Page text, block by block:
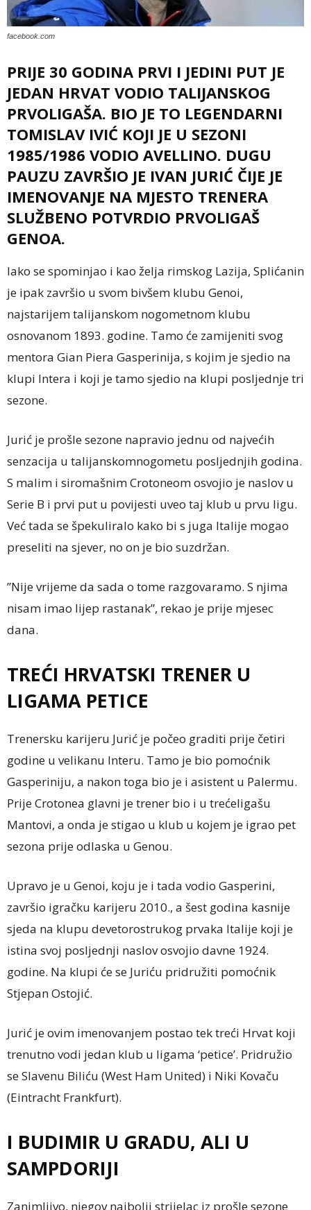
facebook.com
PRIJE 30 GODINA PRVI I JEDINI PUT JE
JEDAN HRVAT VODIO TALIJANSKOG
PRVOLIGAŠA. BIO JE TO LEGENDARNI
TOMISLAV IVIĆ KOJI JE U SEZONI
1985/1986 VODIO AVELLINO. DUGU
PAUZU ZAVRŠIO JE IVAN JURIĆ ČIJE JE
IMENOVANJE NA MJESTO TRENERA
SLUŽBENO POTVRDIO PRVOLIGAŠ
GENOA.
Iako se spominjao i kao želja rimskog Lazija, Splićanin
je ipak završio u svom bivšem klubu Genoi,
najstarijem talijanskom nogometnom klubu
osnovanom 1893. godine. Tamo će zamijeniti svog
mentora Gian Piera Gasperinija, s kojim je sjedio na
klupi Intera i koji je tamo sjedio na klupi posljednje tri
sezone.
Jurić je prošle sezone napravio jednu od najvećih
senzacija u talijanskomnogometu posljednjih godina.
S malim i siromašnim Crotoneom osvojio je naslov u
Serie B i prvi put u povijesti uveo taj klub u prvu ligu.
Već tada se špekuliralo kako bi s juga Italije mogao
preseliti na sjever, no on je bio suzdržan.
”Nije vrijeme da sada o tome razgovaramo. S njima
nisam imao lijep rastanak”, rekao je prije mjesec
dana.
TREĆI HRVATSKI TRENER U
LIGAMA PETICE
Trenersku karijeru Jurić je počeo graditi prije četiri
godine u velikanu Interu. Tamo je bio pomoćnik
Gasperiniju, a nakon toga bio je i asistent u Palermu.
Prije Crotonea glavni je trener bio i u trećeligašu
Mantovi, a onda je stigao u klub u kojem je igrao pet
sezona prije odlaska u Genou.
Upravo je u Genoi, koju je i tada vodio Gasperini,
završio igračku karijeru 2010., a šest godina kasnije
sjeda na klupu devetorostrukog prvaka Italije koji je
istina svoj posljednji naslov osvojio davne 1924.
godine. Na klupi će se Juriću pridružiti pomoćnik
Stjepan Ostojić.
Jurić je ovim imenovanjem postao tek treći Hrvat koji
trenutno vodi jedan klub u ligama ‘petice’. Pridružio
se Slavenu Biliću (West Ham United) i Niki Kovaču
(Eintracht Frankfurt).
I BUDIMIR U GRADU, ALI U
SAMPDORIJI
Zanimljivo, njegov najbolji strijelac iz prošle sezone